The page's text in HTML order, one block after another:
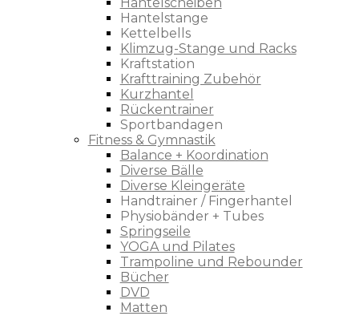
Hantelstange
Kettelbells
Klimzug-Stange und Racks
Kraftstation
Krafttraining Zubehör
Kurzhantel
Rückentrainer
Sportbandagen
Fitness & Gymnastik
Balance + Koordination
Diverse Bälle
Diverse Kleingeräte
Handtrainer / Fingerhantel
Physiobänder + Tubes
Springseile
YOGA und Pilates
Trampoline und Rebounder
Bücher
DVD
Matten